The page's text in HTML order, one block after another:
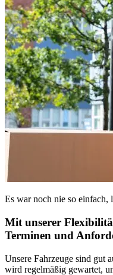
Es war noch nie so einfach,
Mit unserer
Terminen und
Unsere Fahrzeuge sind gut
wird regelmäßig gewartet,